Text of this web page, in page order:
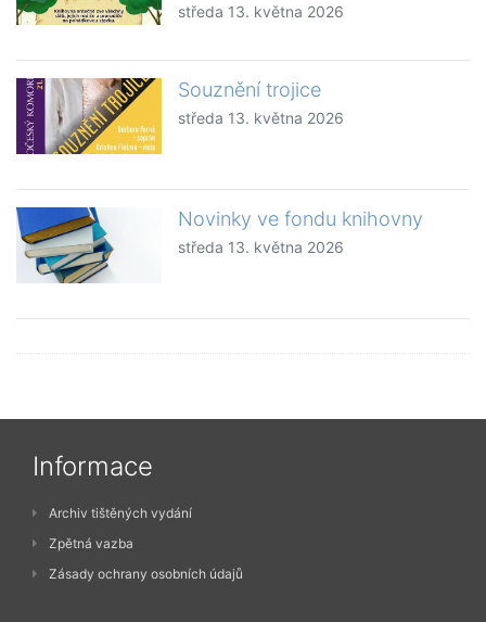
středa 13. května 2026
Souznění trojice
středa 13. května 2026
Novinky ve fondu knihovny
středa 13. května 2026
Informace
Archiv tištěných vydání
Zpětná vazba
Zásady ochrany osobních údajů